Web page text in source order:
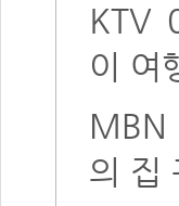
KTV
이 여
MBN
의 집